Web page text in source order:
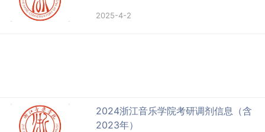
2025-4-2
2024浙江音乐学院考研调剂信息（含
2023年）